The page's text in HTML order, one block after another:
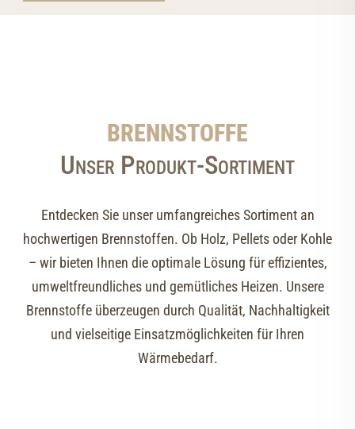
BRENNSTOFFE
Unser Produkt-Sortiment
Entdecken Sie unser umfangreiches Sortiment an
hochwertigen Brennstoffen. Ob Holz, Pellets oder Kohle
– wir bieten Ihnen die optimale Lösung für effizientes,
umweltfreundliches und gemütliches Heizen. Unsere
Brennstoffe überzeugen durch Qualität, Nachhaltigkeit
und vielseitige Einsatzmöglichkeiten für Ihren
Wärmebedarf.